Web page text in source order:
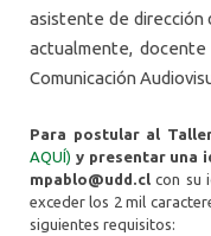
asistente de dirección
actualmente,
Comunicación
Para postular al
AQUÍ) y presentar una
mpablo@udd.cl con su
exceder los 2 mil
siguientes requisitos: